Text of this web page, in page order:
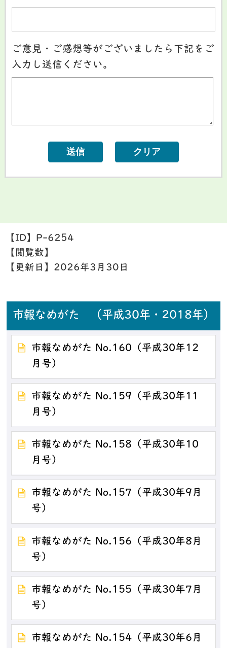
ご意見・ご感想等がございましたら下記をご
入力し送信ください。
【ID】 P-6254
【閲覧数】
【更新日】 2026年3月30日
市報なめがた （平成30年・2018年）
市報なめがた No.160（平成30年12
月号）
市報なめがた No.159（平成30年11
月号）
市報なめがた No.158（平成30年10
月号）
市報なめがた No.157（平成30年9月
号）
市報なめがた No.156（平成30年8月
号）
市報なめがた No.155（平成30年7月
号）
市報なめがた No.154（平成30年6月